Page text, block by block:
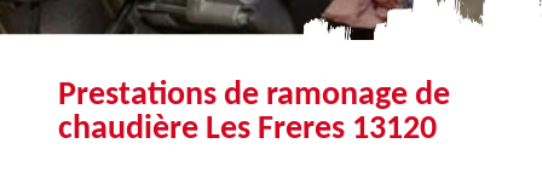
Prestations de ramonage de
chaudière Les Freres 13120